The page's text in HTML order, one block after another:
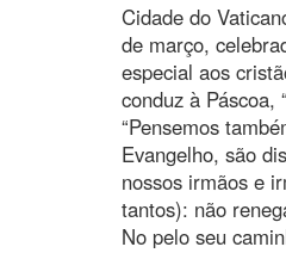
Cidade do
de março,
especial aos
conduz à Páscoa,
“Pensemos
Evangelho, são
nossos irmãos e
tantos): não
No pelo seu